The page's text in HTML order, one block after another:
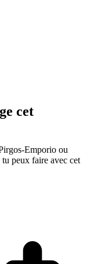
cet
Emporio ou
peux faire avec cet